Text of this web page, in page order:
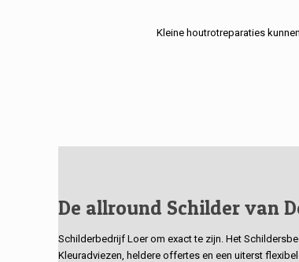
Kleine houtrotreparaties
De allround Schilder van
Schilderbedrijf Loer om exact te zijn. Het
Kleuradviezen, heldere offertes en een uiterst